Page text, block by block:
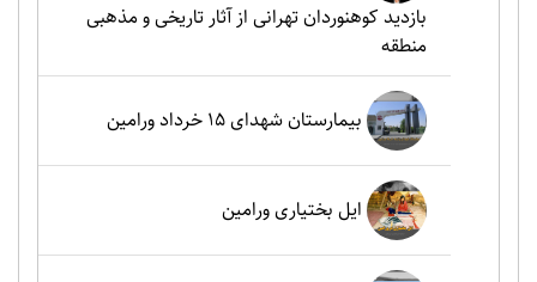
بازدید کوهنوردان تهرانی از آثار تاریخی و مذهبی
منطقه
بیمارستان شهدای 15 خرداد ورامین
ایل بختیاری ورامین